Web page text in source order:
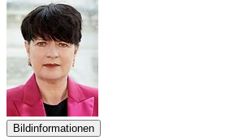
Bildinformationen